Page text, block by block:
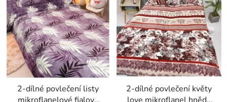
2-dílné povlečení listy
2-dílné povlečení květy